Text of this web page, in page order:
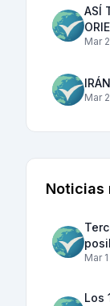
ASÍ
Mar
Mar 2
Noticias
Mar 1
Los